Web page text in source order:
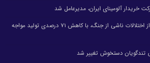
خریدار آلومینای ایران، مدیرعامل شد
پتروشیمی اروند پس از اختلالات ناشی از جنگ، با کاهش ۷۱ درصدی تولید مواجه
تندگویان دستخوش تغییر شد